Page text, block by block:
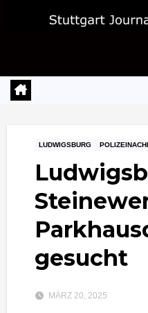
LUDWIGSBURG
gesucht
MÄRZ 20, 2025